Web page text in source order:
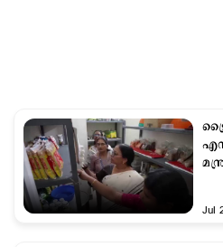
Jul